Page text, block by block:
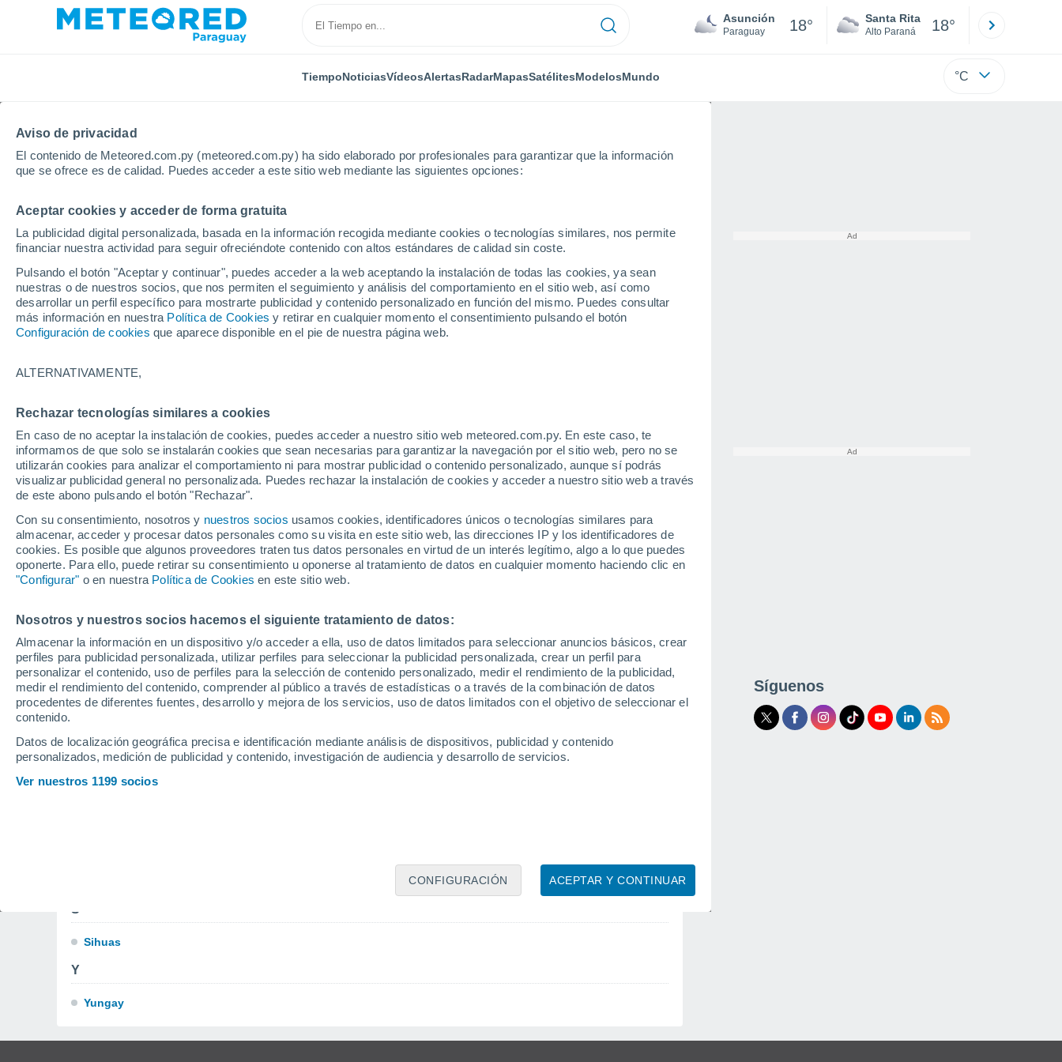
Aviso de privacidad
El contenido de Meteored.com.py (meteored.com.py) ha sido elaborado por profesionales para garantizar que la información
que se ofrece es de calidad. Puedes acceder a este sitio web mediante las siguientes opciones:
Aceptar cookies y acceder de forma gratuita
La publicidad digital personalizada, basada en la información recogida mediante cookies o tecnologías similares, nos permite
financiar nuestra actividad para seguir ofreciéndote contenido con altos estándares de calidad sin coste.
Pulsando el botón "Aceptar y continuar", puedes acceder a la web aceptando la instalación de todas las cookies, ya sean
nuestras o de nuestros socios, que nos permiten el seguimiento y análisis del comportamiento en el sitio web, así como
desarrollar un perfil específico para mostrarte publicidad y contenido personalizado en función del mismo. Puedes consultar
más información en nuestra Política de Cookies y retirar en cualquier momento el consentimiento pulsando el botón
Configuración de cookies que aparece disponible en el pie de nuestra página web.
ALTERNATIVAMENTE,
Rechazar tecnologías similares a cookies
En caso de no aceptar la instalación de cookies, puedes acceder a nuestro sitio web meteored.com.py. En este caso, te
informamos de que solo se instalarán cookies que sean necesarias para garantizar la navegación por el sitio web, pero no se
utilizarán cookies para analizar el comportamiento ni para mostrar publicidad o contenido personalizado, aunque sí podrás
visualizar publicidad general no personalizada. Puedes rechazar la instalación de cookies y acceder a nuestro sitio web a través
de este abono pulsando el botón "Rechazar".
Con su consentimiento, nosotros y nuestros socios usamos cookies, identificadores únicos o tecnologías similares para
almacenar, acceder y procesar datos personales como su visita en este sitio web, las direcciones IP y los identificadores de
cookies. Es posible que algunos proveedores traten tus datos personales en virtud de un interés legítimo, algo a lo que puedes
oponerte. Para ello, puede retirar su consentimiento u oponerse al tratamiento de datos en cualquier momento haciendo clic en
"Configurar" o en nuestra Política de Cookies en este sitio web.
Nosotros y nuestros socios hacemos el siguiente tratamiento de datos:
Almacenar la información en un dispositivo y/o acceder a ella, uso de datos limitados para seleccionar anuncios básicos, crear
perfiles para publicidad personalizada, utilizar perfiles para seleccionar la publicidad personalizada, crear un perfil para
personalizar el contenido, uso de perfiles para la selección de contenido personalizado, medir el rendimiento de la publicidad,
medir el rendimiento del contenido, comprender al público a través de estadísticas o a través de la combinación de datos
procedentes de diferentes fuentes, desarrollo y mejora de los servicios, uso de datos limitados con el objetivo de seleccionar el
contenido.
Datos de localización geográfica precisa e identificación mediante análisis de dispositivos, publicidad y contenido
personalizados, medición de publicidad y contenido, investigación de audiencia y desarrollo de servicios.
Ver nuestros 1199 socios
ACEPTAR Y CONTINUAR
CONFIGURACIÓN
Asunción
Paraguay 18° Santa Rita
Alto Paraná 18°
TiempoNoticiasVídeosAlertasRadarMapasSatélitesModelosMundo °C
Inicio Perú Ancash Localidades
El tiempo en todas las ciudades de Ancash
Todas las localidades de Ancash
A - Y
A
C
Cabana
Caraz
Carhuaz
Casma
Chimbote
Corongo
H
Huari
L
Llamellín
Ocros
P
S
Sihuas
Y
Yungay
Síguenos